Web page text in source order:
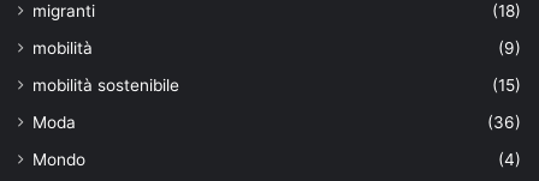
migranti
(18)
mobilità
(9)
mobilità sostenibile
(15)
Moda
(36)
Mondo
(4)